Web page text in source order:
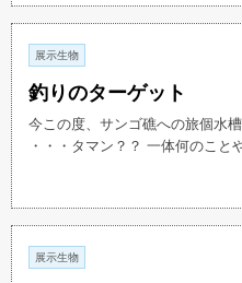
展示生物
釣りのターゲット
今この度、サンゴ礁への旅個水
・・・タマン？？ 一体何のこと
展示生物